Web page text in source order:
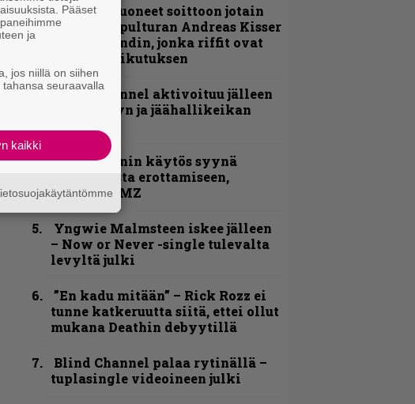
”He ovat tuoneet soittoon jotain
uutta” – Sepulturan Andreas Kisser
nimeää bändin, jonka riffit ovat
tehneet vaikutuksen
Blind Channel aktivoituu jälleen
uuden levyn ja jäähallikeikan
Sid Wilsonin käytös syynä
Slipknotista erottamiseen,
raportoi TMZ
Yngwie Malmsteen iskee jälleen
– Now or Never -single tulevalta
levyltä julki
”En kadu mitään” – Rick Rozz ei
tunne katkeruutta siitä, ettei ollut
mukana Deathin debyytillä
Blind Channel palaa rytinällä –
tuplasingle videoineen julki
Pääset
ja
jos niillä on siihen
seuraavalla
kaikki